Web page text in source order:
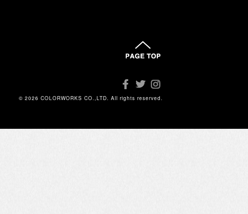
© 2026 COLORWORKS CO.,LTD. All rights reserved.